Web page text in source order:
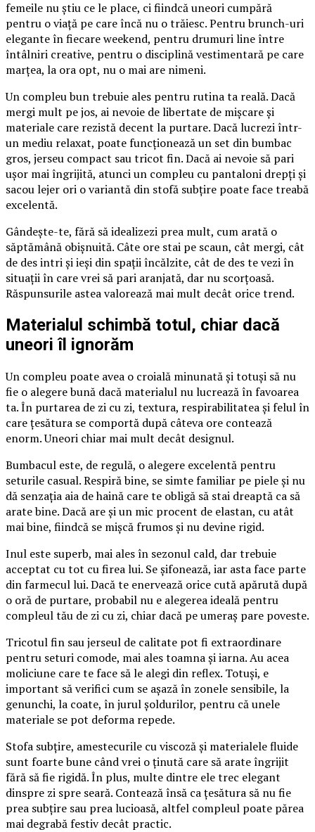
femeile nu știu ce le place, ci fiindcă uneori cumpără
pentru o viață pe care încă nu o trăiesc. Pentru brunch-uri
elegante în fiecare weekend, pentru drumuri line între
întâlniri creative, pentru o disciplină vestimentară pe care
marțea, la ora opt, nu o mai are nimeni.
Un compleu bun trebuie ales pentru rutina ta reală. Dacă
mergi mult pe jos, ai nevoie de libertate de mișcare și
materiale care rezistă decent la purtare. Dacă lucrezi într-
un mediu relaxat, poate funcționează un set din bumbac
gros, jerseu compact sau tricot fin. Dacă ai nevoie să pari
ușor mai îngrijită, atunci un compleu cu pantaloni drepți și
sacou lejer ori o variantă din stofă subțire poate face treabă
excelentă.
Gândește-te, fără să idealizezi prea mult, cum arată o
săptămână obișnuită. Câte ore stai pe scaun, cât mergi, cât
de des intri și ieși din spații încălzite, cât de des te vezi în
situații în care vrei să pari aranjată, dar nu scorțoasă.
Răspunsurile astea valorează mai mult decât orice trend.
Materialul schimbă totul, chiar dacă
uneori îl ignorăm
Un compleu poate avea o croială minunată și totuși să nu
fie o alegere bună dacă materialul nu lucrează în favoarea
ta. În purtarea de zi cu zi, textura, respirabilitatea și felul în
care țesătura se comportă după câteva ore contează
enorm. Uneori chiar mai mult decât designul.
Bumbacul este, de regulă, o alegere excelentă pentru
seturile casual. Respiră bine, se simte familiar pe piele și nu
dă senzația aia de haină care te obligă să stai dreaptă ca să
arate bine. Dacă are și un mic procent de elastan, cu atât
mai bine, fiindcă se mișcă frumos și nu devine rigid.
Inul este superb, mai ales în sezonul cald, dar trebuie
acceptat cu tot cu firea lui. Se șifonează, iar asta face parte
din farmecul lui. Dacă te enervează orice cută apărută după
o oră de purtare, probabil nu e alegerea ideală pentru
compleul tău de zi cu zi, chiar dacă pe umeraș pare poveste.
Tricotul fin sau jerseul de calitate pot fi extraordinare
pentru seturi comode, mai ales toamna și iarna. Au acea
moliciune care te face să le alegi din reflex. Totuși, e
important să verifici cum se așază în zonele sensibile, la
genunchi, la coate, în jurul șoldurilor, pentru că unele
materiale se pot deforma repede.
Stofa subțire, amestecurile cu viscoză și materialele fluide
sunt foarte bune când vrei o ținută care să arate îngrijit
fără să fie rigidă. În plus, multe dintre ele trec elegant
dinspre zi spre seară. Contează însă ca țesătura să nu fie
prea subțire sau prea lucioasă, altfel compleul poate părea
mai degrabă festiv decât practic.